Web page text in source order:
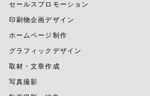
セールスプロモーション
印刷物企画デザイン
ホームページ制作
グラフィックデザイン
取材・文章作成
写真撮影